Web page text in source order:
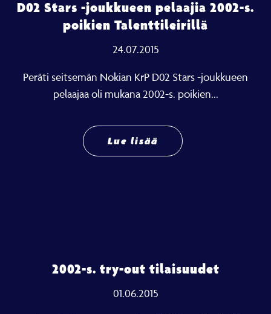
D02 Stars -joukkueen pelaajia 2002-s.
poikien Talenttileirillä
24.07.2015
Peräti seitsemän Nokian KrP D02 Stars -joukkueen
pelaajaa oli mukana 2002-s. poikien...
Lue lisää
2002-s. try-out tilaisuudet
01.06.2015